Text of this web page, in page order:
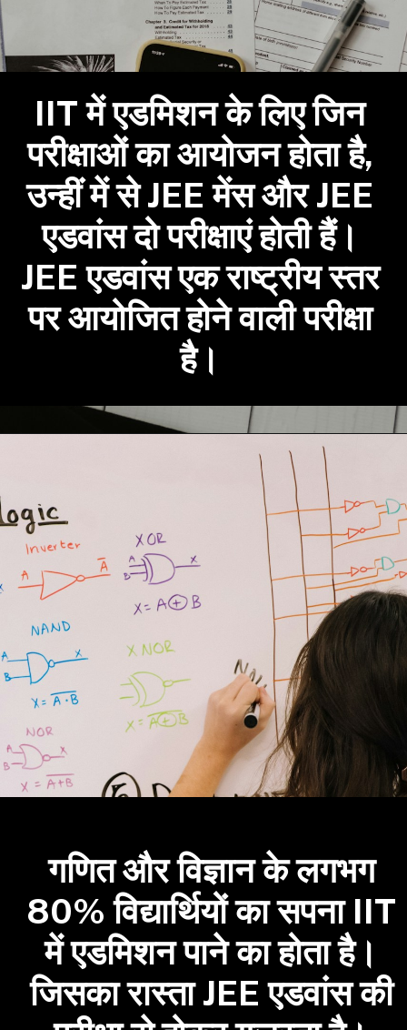
IIT में एडमिशन के लिए जिन
परीक्षाओं का आयोजन होता है,
उन्हीं में से JEE मेंस और JEE
एडवांस दो परीक्षाएं होती हैं।
JEE एडवांस एक राष्ट्रीय स्तर
पर आयोजित होने वाली परीक्षा
गणित और विज्ञान के लगभग
80% विद्यार्थियों का सपना IIT
में एडमिशन पाने का होता है।
जिसका रास्ता JEE एडवांस की